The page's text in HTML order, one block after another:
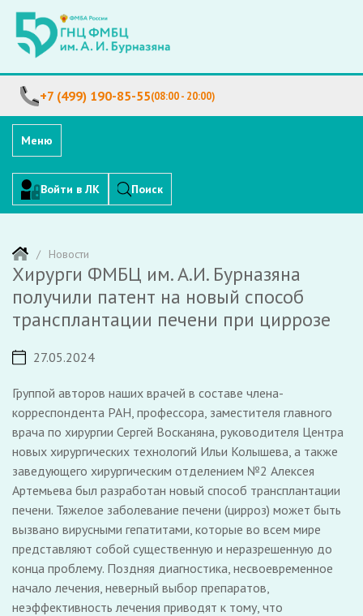
+7 (499) 190-85-55(08:00 - 20:00)
Меню
Войти в ЛК Поиск
Новости
Хирурги ФМБЦ им. А.И. Бурназяна
получили патент на новый способ
трансплантации печени при циррозе
27.05.2024
Группой авторов наших врачей в составе члена-
корреспондента РАН, профессора, заместителя главного
врача по хирургии Сергей Восканяна, руководителя Центра
новых хирургических технологий Ильи Колышева, а также
заведующего хирургическим отделением №2 Алексея
Артемьева был разработан новый способ трансплантации
печени. Тяжелое заболевание печени (цирроз) может быть
вызвано вирусными гепатитами, которые во всем мире
представляют собой существенную и неразрешенную до
конца проблему. Поздняя диагностика, несвоевременное
начало лечения, неверный выбор препаратов,
неэффективность лечения приводят к тому, что